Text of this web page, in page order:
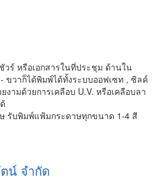
ร์ หรือเอกสารในที่ประชุม ด้านใน
ขวาก็ได้พิมพ์ได้ทั้งระบบออฟเซท , ซิลค์
งามด้วยการเคลือบ U.V. หรือเคลือบลา
รับพิมพ์แฟ้มกระดาษทุกขนาด 1-4 สี
น์ จำกัด